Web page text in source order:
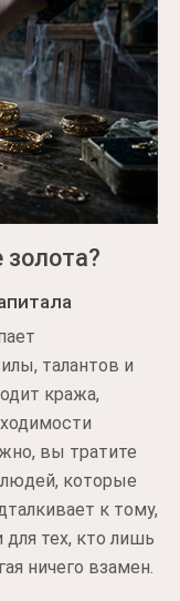
золота?
талантов и
кража,
вы тратите
которые
к тому,
тех, кто лишь
ничего взамен.